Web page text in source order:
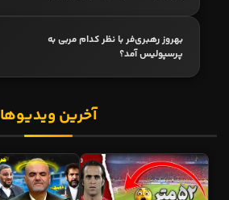
بهروز رهبری‌فر با نظر کدام مربی به
پرسپولیس آمد؟
آخرین ویدیوها